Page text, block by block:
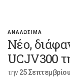
ΑΝΑΛΩΣΙΜΑ
Νέο,
UCJV300
την25